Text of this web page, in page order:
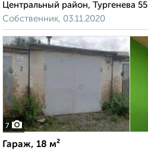
Центральный район, Тургенева 55
Собственник, 03.11.2020
7
Гараж, 18 м²